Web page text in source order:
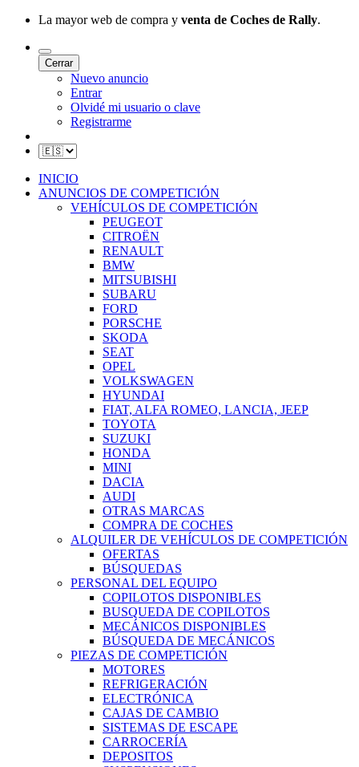
La mayor web de compra y venta de Coches de Rally.
Cerrar
Nuevo anuncio
Entrar
Olvidé mi usuario o clave
Registrarme
INICIO
ANUNCIOS DE COMPETICIÓN
VEHÍCULOS DE COMPETICIÓN
PEUGEOT
CITROËN
RENAULT
BMW
MITSUBISHI
SUBARU
FORD
PORSCHE
SKODA
SEAT
OPEL
VOLKSWAGEN
HYUNDAI
FIAT, ALFA ROMEO, LANCIA, JEEP
TOYOTA
SUZUKI
HONDA
MINI
DACIA
AUDI
OTRAS MARCAS
COMPRA DE COCHES
ALQUILER DE VEHÍCULOS DE COMPETICIÓN
OFERTAS
BÚSQUEDAS
PERSONAL DEL EQUIPO
COPILOTOS DISPONIBLES
BUSQUEDA DE COPILOTOS
MECÁNICOS DISPONIBLES
BÚSQUEDA DE MECÁNICOS
PIEZAS DE COMPETICIÓN
MOTORES
REFRIGERACIÓN
ELECTRÓNICA
CAJAS DE CAMBIO
SISTEMAS DE ESCAPE
CARROCERÍA
DEPOSITOS